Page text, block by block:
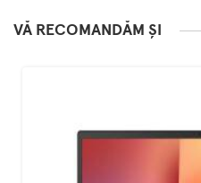
VĂ RECOMANDĂM ȘI